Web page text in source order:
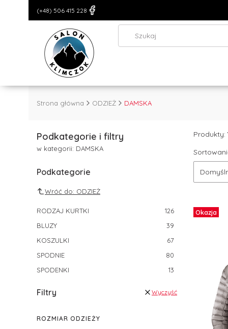
(+48) 506 415 228
Strona główna ODZIEŻ DAMSKA
Podkategorie i filtry
w kategorii: DAMSKA
Podkategorie
Wróć do: ODZIEŻ
RODZAJ KURTKI
126
BLUZY
39
KOSZULKI
67
SPODNIE
80
SPODENKI
13
Filtry Wyczyść
ROZMIAR ODZIEŻY
Produkty:
Okazja